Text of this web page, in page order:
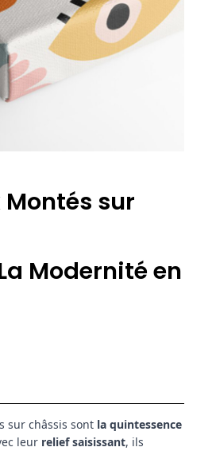
sur
Modernité en
sur châssis sont la quintessence
leur relief saisissant, ils